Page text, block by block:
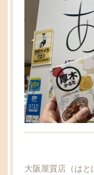
大阪屋質店（は